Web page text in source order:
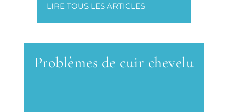
LIRE TOUS LES ARTICLES
Problèmes de cuir chevelu